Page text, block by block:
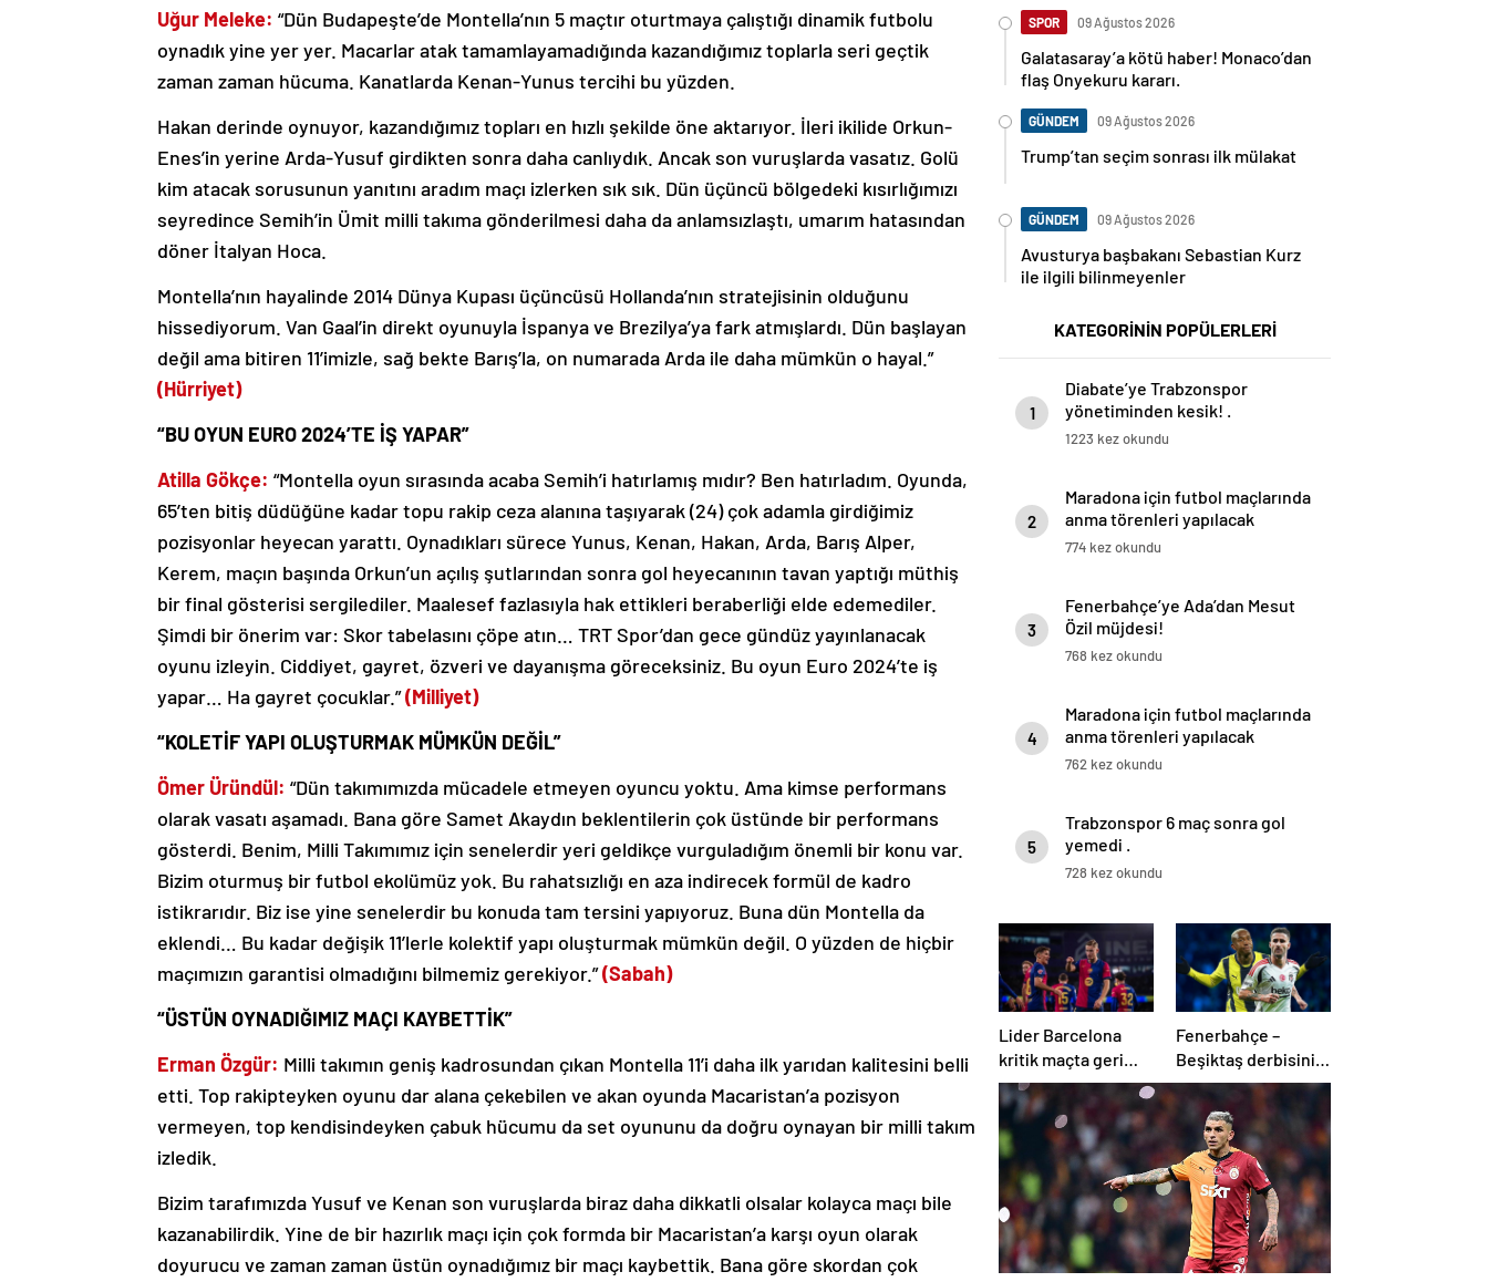
Uğur Meleke: “Dün Budapeşte’de Montella’nın 5 maçtır oturtmaya çalıştığı dinamik futbolu
oynadık yine yer yer. Macarlar atak tamamlayamadığında kazandığımız toplarla seri geçtik
zaman zaman hücuma. Kanatlarda Kenan-Yunus tercihi bu yüzden.
Hakan derinde oynuyor, kazandığımız topları en hızlı şekilde öne aktarıyor. İleri ikilide Orkun-
Enes’in yerine Arda-Yusuf girdikten sonra daha canlıydık. Ancak son vuruşlarda vasatız. Golü
kim atacak sorusunun yanıtını aradım maçı izlerken sık sık. Dün üçüncü bölgedeki kısırlığımızı
seyredince Semih’in Ümit milli takıma gönderilmesi daha da anlamsızlaştı, umarım hatasından
döner İtalyan Hoca.
Montella’nın hayalinde 2014 Dünya Kupası üçüncüsü Hollanda’nın stratejisinin olduğunu
hissediyorum. Van Gaal’in direkt oyunuyla İspanya ve Brezilya’ya fark atmışlardı. Dün başlayan
değil ama bitiren 11’imizle, sağ bekte Barış’la, on numarada Arda ile daha mümkün o hayal.”
(Hürriyet)
“BU OYUN EURO 2024’TE İŞ YAPAR”
Atilla Gökçe: “Montella oyun sırasında acaba Semih’i hatırlamış mıdır? Ben hatırladım. Oyunda,
65’ten bitiş düdüğüne kadar topu rakip ceza alanına taşıyarak (24) çok adamla girdiğimiz
pozisyonlar heyecan yarattı. Oynadıkları sürece Yunus, Kenan, Hakan, Arda, Barış Alper,
Kerem, maçın başında Orkun’un açılış şutlarından sonra gol heyecanının tavan yaptığı müthiş
bir final gösterisi sergilediler. Maalesef fazlasıyla hak ettikleri beraberliği elde edemediler.
Şimdi bir önerim var: Skor tabelasını çöpe atın… TRT Spor’dan gece gündüz yayınlanacak
oyunu izleyin. Ciddiyet, gayret, özveri ve dayanışma göreceksiniz. Bu oyun Euro 2024’te iş
yapar… Ha gayret çocuklar.”(Milliyet)
“KOLETİF YAPI OLUŞTURMAK MÜMKÜN DEĞİL”
Ömer Üründül: “Dün takımımızda mücadele etmeyen oyuncu yoktu. Ama kimse performans
olarak vasatı aşamadı. Bana göre Samet Akaydın beklentilerin çok üstünde bir performans
gösterdi. Benim, Milli Takımımız için senelerdir yeri geldikçe vurguladığım önemli bir konu var.
Bizim oturmuş bir futbol ekolümüz yok. Bu rahatsızlığı en aza indirecek formül de kadro
istikrarıdır. Biz ise yine senelerdir bu konuda tam tersini yapıyoruz. Buna dün Montella da
eklendi… Bu kadar değişik 11’lerle kolektif yapı oluşturmak mümkün değil. O yüzden de hiçbir
maçımızın garantisi olmadığını bilmemiz gerekiyor.”(Sabah)
“ÜSTÜN OYNADIĞIMIZ MAÇI KAYBETTİK”
Erman Özgür: Milli takımın geniş kadrosundan çıkan Montella 11’i daha ilk yarıdan kalitesini belli
etti. Top rakipteyken oyunu dar alana çekebilen ve akan oyunda Macaristan’a pozisyon
vermeyen, top kendisindeyken çabuk hücumu da set oyununu da doğru oynayan bir milli takım
izledik.
Bizim tarafımızda Yusuf ve Kenan son vuruşlarda biraz daha dikkatli olsalar kolayca maçı bile
kazanabilirdik. Yine de bir hazırlık maçı için çok formda bir Macaristan’a karşı oyun olarak
doyurucu ve zaman zaman üstün oynadığımız bir maçı kaybettik. Bana göre skordan çok
SPOR 09 Ağustos 2026
Galatasaray’a kötü haber! Monaco’dan
flaş Onyekuru kararı.
GÜNDEM 09 Ağustos 2026
Trump’tan seçim sonrası ilk mülakat
GÜNDEM 09 Ağustos 2026
Avusturya başbakanı Sebastian Kurz
ile ilgili bilinmeyenler
KATEGORİNİN POPÜLERLERİ
1
Diabate’ye Trabzonspor
yönetiminden kesik! .
1223 kez okundu
2
Maradona için futbol maçlarında
anma törenleri yapılacak
774 kez okundu
3
Fenerbahçe’ye Ada’dan Mesut
Özil müjdesi!
768 kez okundu
4
Maradona için futbol maçlarında
anma törenleri yapılacak
762 kez okundu
5
Trabzonspor 6 maç sonra gol
yemedi .
728 kez okundu
Lider Barcelona
kritik maçta geri
döndü
Fenerbahçe –
Beşiktaş derbisinin
en formda ayakları:
Anderson Talisca
ve Rafa Silva